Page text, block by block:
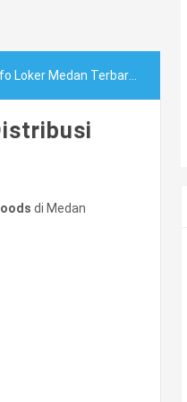
Medan Terbaru di perusahaan Distribusi Consumer Goods Tembung
di Medan